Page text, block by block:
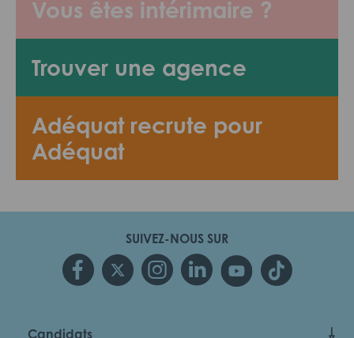
Vous êtes intérimaire ?
Trouver une agence
Adéquat recrute pour
Adéquat
SUIVEZ-NOUS SUR
Candidats